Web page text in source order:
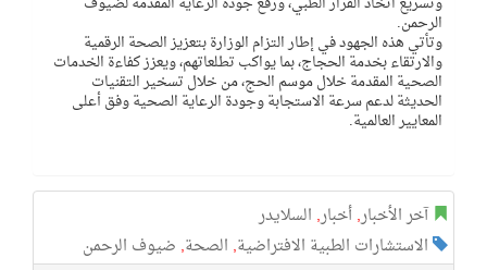
الرحمن.
وتأتي هذه الجهود في إطار التزام الوزارة بتعزيز الصحة الرقمية
والارتقاء بخدمة الحجاج، بما يواكب تطلعاتهم، ويعزز كفاءة الخدمات
الصحية المقدمة خلال موسم الحج، من خلال تسخير التقنيات
الحديثة لدعم سرعة الاستجابة وجودة الرعاية الصحية وفق أعلى
المعايير العالمية.
آخر الأخبار,أخبار, السلايدر
الاستشارات الطبية الافتراضية, الصحة, ضيوف الرحمن